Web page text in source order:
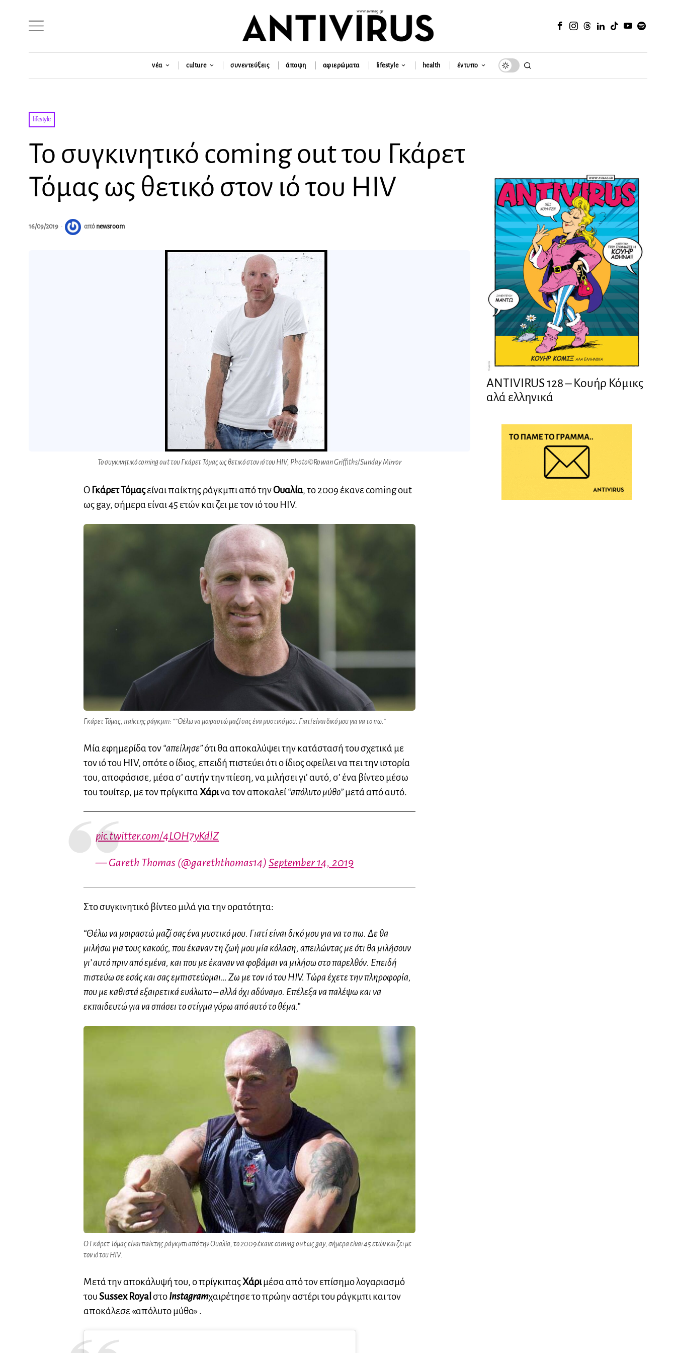
νέα culture συνεντεύξεις άποψη αφιερώματα lifestyle health έντυπο
lifestyle
Το συγκινητικό coming out του Γκάρετ
Τόμας ως θετικό στον ιό του HIV
16/09/2019 από newsroom
Το συγκινητικό coming out του Γκάρετ Τόμας ως θετικό στον ιό του HIV, Photo©️Rowan Griffiths/Sunday Mirror
Ο Γκάρετ Τόμαςείναι παίκτης ράγκμπι από τηνΟυαλία, το 2009 έκανε coming out
ως gay, σήμερα είναι 45 ετών και ζει με τον ιό του HIV.
Γκάρετ Τόμας, παίκτης ράγκμπι: “”Θέλω να μοιραστώ μαζί σας ένα μυστικό μου. Γιατί είναι δικό μου για να το πω.”
Μία εφημερίδα τον“απείλησε”ότι θα αποκαλύψει την κατάστασή του σχετικά με
τον ιό του HIV, οπότε ο ίδιος, επειδή πιστεύει ότι ο ίδιος οφείλει να πει την ιστορία
του, αποφάσισε, μέσα σ’ αυτήν την πίεση, να μιλήσει γι’ αυτό, σ’ ένα βίντεο μέσω
του τουίτερ, με τον πρίγκιπαΧάρινα τον αποκαλεί“απόλυτο μύθο”μετά από αυτό.
pic.twitter.com/4LOH7yKdlZ
— Gareth Thomas (@gareththomas14) September 14, 2019
Στο συγκινητικό βίντεο μιλά για την ορατότητα:
“Θέλω να μοιραστώ μαζί σας ένα μυστικό μου. Γιατί είναι δικό μου για να το πω. Δε θα
μιλήσω για τους κακούς, που έκαναν τη ζωή μου μία κόλαση, απειλώντας με ότι θα μιλήσουν
γι’ αυτό πριν από εμένα, και που με έκαναν να φοβάμαι να μιλήσω στο παρελθόν. Επειδή
πιστεύω σε εσάς και σας εμπιστεύομαι… Ζω με τον ιό του HIV. Τώρα έχετε την πληροφορία,
που με καθιστά εξαιρετικά ευάλωτο – αλλά όχι αδύναμο. Επέλεξα να παλέψω και να
εκπαιδευτώ για να σπάσει το στίγμα γύρω από αυτό το θέμα.”
Ο Γκάρετ Τόμας είναι παίκτης ράγκμπι από την Ουαλία, το 2009 έκανε coming out ως gay, σήμερα είναι 45 ετών και ζει με
τον ιό του HIV.
Μετά την αποκάλυψή του, ο πρίγκιπαςΧάριμέσα από τον επίσημο λογαριασμό
τουSussex RoyalστοInstagramχαιρέτησε το πρώην αστέρι του ράγκμπι και τον
αποκάλεσε «απόλυτο μύθο» .
ANTIVIRUS 128 – Kουήρ Κόμικς
αλά ελληνικά